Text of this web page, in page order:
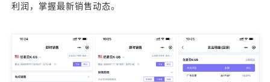
利润，掌握最新销售动态。